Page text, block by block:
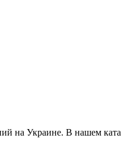
на Украине. В нашем